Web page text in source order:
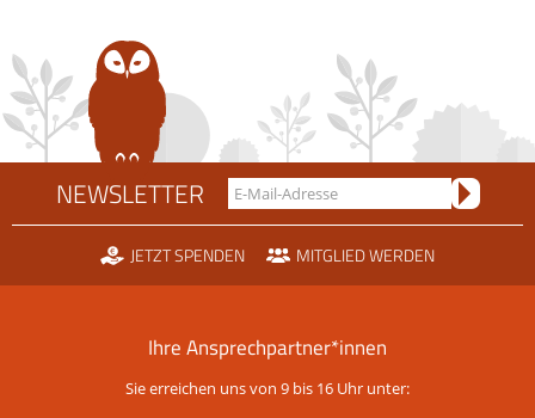
NEWSLETTER
JETZT SPENDEN MITGLIED WERDEN
Ihre Ansprechpartner*innen
Sie erreichen uns von 9 bis 16 Uhr unter: